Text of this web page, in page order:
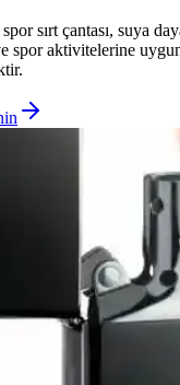
sırt çantası, suya
spor aktivitelerine